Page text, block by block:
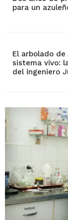
para un
El arbolado de
sistema vivo:
del ingeniero